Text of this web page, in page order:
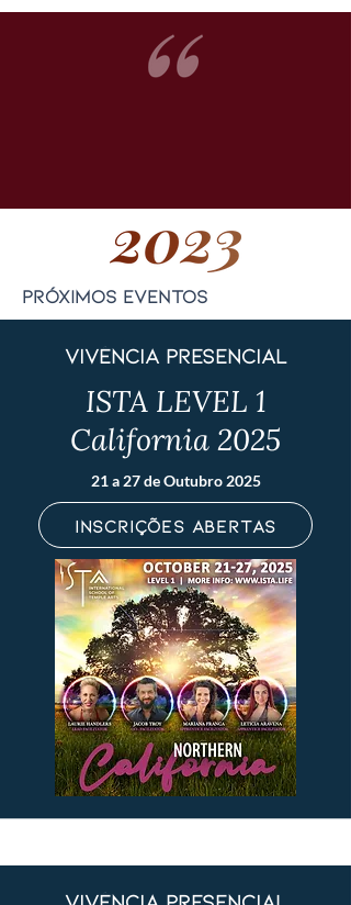
próximos eventos
vivência presencial
ISTA LEVEL 1
California 2025
21 a 27 de Outubro 2025
Inscrições Abertas